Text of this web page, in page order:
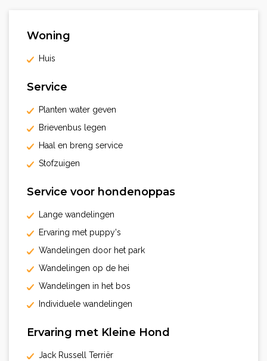
Woning
Huis
Service
Planten water geven
Brievenbus legen
Haal en breng service
Stofzuigen
Service voor hondenoppas
Lange wandelingen
Ervaring met puppy's
Wandelingen door het park
Wandelingen op de hei
Wandelingen in het bos
Individuele wandelingen
Ervaring met Kleine Hond
Jack Russell Terriër